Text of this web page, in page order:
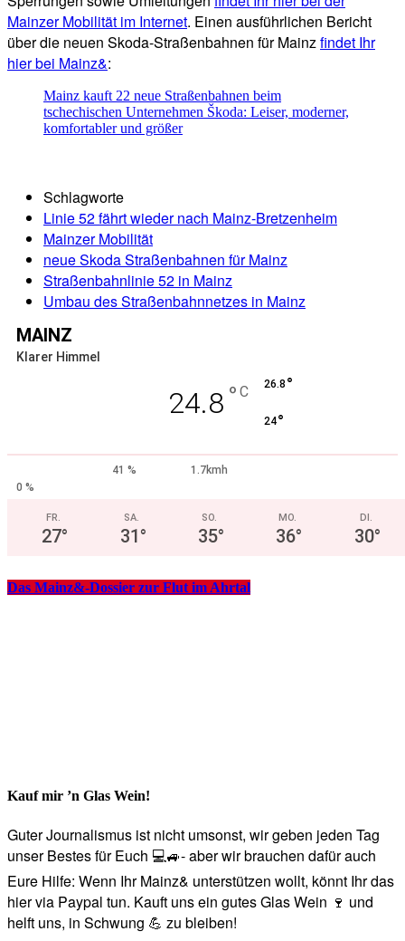
Mainzer Mobilität im Internet. Einen ausführlichen Bericht
über die neuen Skoda-Straßenbahnen für Mainzfindet Ihr
hier bei Mainz&:
Mainz kauft 22 neue Straßenbahnen beim
tschechischen Unternehmen Škoda: Leiser, moderner,
komfortabler und größer
Schlagworte
Linie 52 fährt wieder nach Mainz-Bretzenheim
Mainzer Mobilität
neue Skoda Straßenbahnen für Mainz
Straßenbahnlinie 52 in Mainz
Umbau des Straßenbahnnetzes in Mainz
MAINZ
Klarer Himmel
24.8 ° C 26.8 °
24°
41 %
1.7kmh
0 %
FR.
27°
SA.
31°
SO.
35°
MO.
36°
DI.
30°
Das Mainz&-Dossier zur Flut im Ahrtal
Kauf mir ’n Glas Wein!
Guter Journalismus ist nicht umsonst, wir geben jeden Tag
unser Bestes für Euch 💻🚙- aber wir brauchen dafür auch
Eure Hilfe: Wenn Ihr Mainz& unterstützen wollt, könnt Ihr das
hier via Paypal tun. Kauft uns ein gutes Glas Wein 🍷 und
helft uns, in Schwung 💪 zu bleiben!